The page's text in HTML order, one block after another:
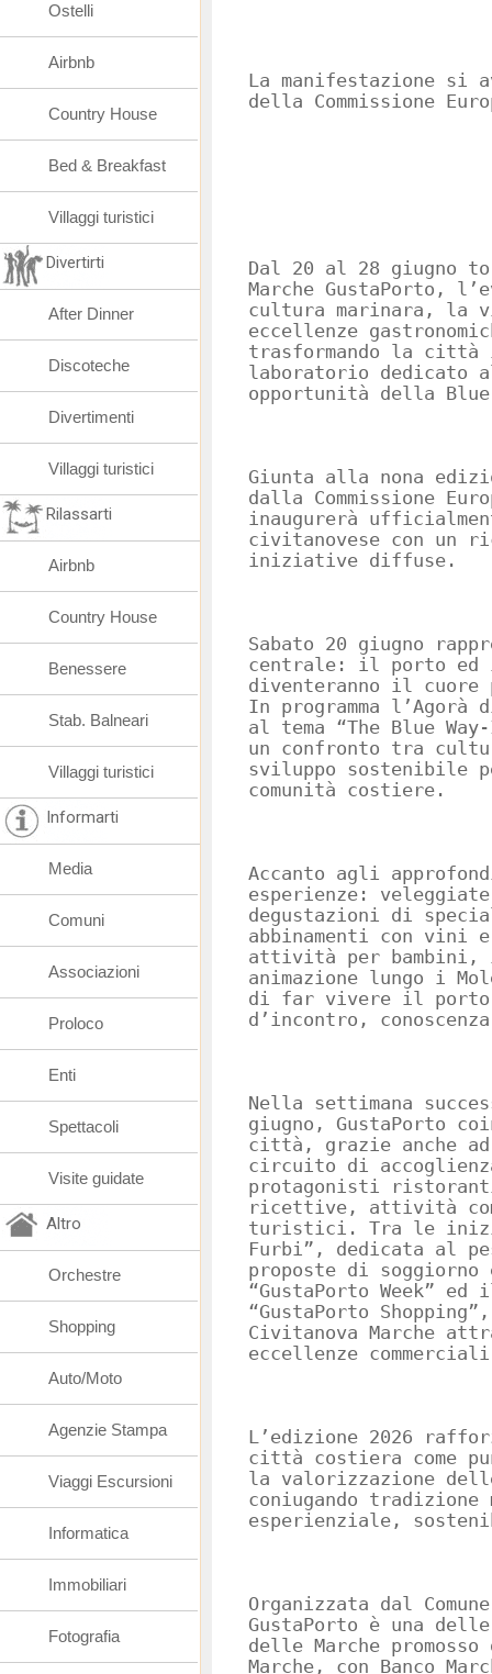
La manifestazione si
della Commissione
Dal 20 al 28 giugno
Marche GustaPorto,
cultura marinara, la
eccellenze
trasformando la città
laboratorio dedicato
opportunità della Blue
Giunta alla nona
dalla Commissione
inaugurerà
civitanovese con un
iniziative diffuse.
Sabato 20 giugno
centrale: il porto ed
diventeranno il cuore
In programma l’Agorà
al tema “The Blue
un confronto tra
sviluppo sostenibile
comunità costiere.
Accanto agli
esperienze:
degustazioni di
abbinamenti con
attività per
animazione lungo i
di far vivere il porto
d’incontro,
Nella settimana
giugno, GustaPorto
città, grazie anche
circuito di
protagonisti
ricettive, attività
turistici. Tra le
Furbi”, dedicata al
proposte di soggiorno
“GustaPorto Week”
“GustaPorto
Civitanova Marche
eccellenze
L’edizione 2026
città costiera come
la valorizzazione
coniugando tradizione
esperienziale,
Organizzata dal
GustaPorto è una
delle Marche
Marche, con Banco
Ostelli
Airbnb
Country House
Bed & Breakfast
Villaggi turistici
Divertirti
After Dinner
Discoteche
Divertimenti
Villaggi turistici
Rilassarti
Airbnb
Country House
Benessere
Stab. Balneari
Villaggi turistici
Informarti
Media
Comuni
Associazioni
Proloco
Enti
Spettacoli
Visite guidate
Altro
Orchestre
Shopping
Auto/Moto
Agenzie Stampa
Viaggi Escursioni
Informatica
Immobiliari
Fotografia